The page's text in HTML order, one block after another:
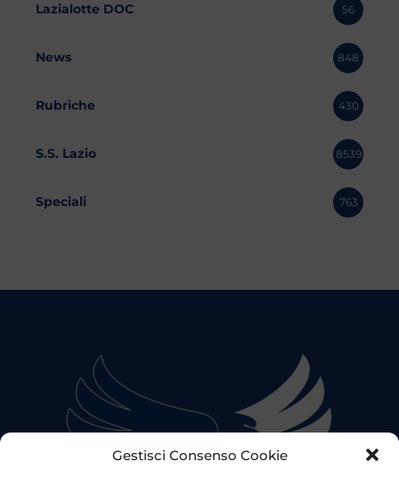
Gestisci Consenso Cookie
Lazialotte DOC 56
News 848
Rubriche 430
S.S. Lazio 8539
Speciali 763